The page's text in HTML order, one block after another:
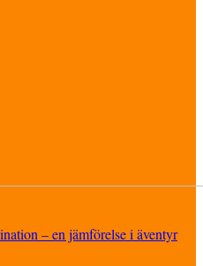
– en jämförelse i äventyr